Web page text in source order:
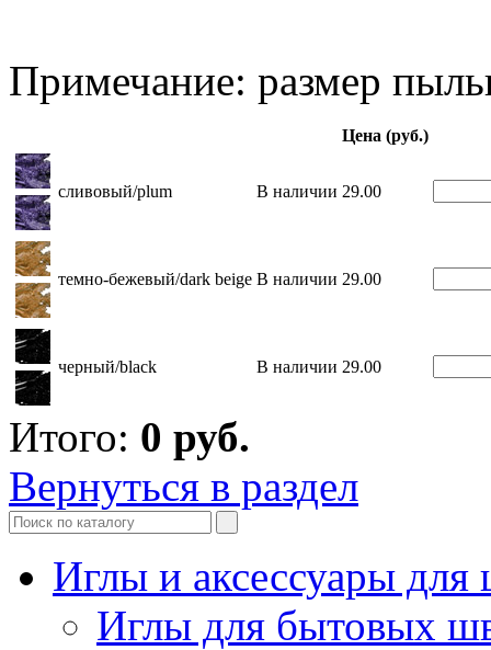
Примечание: размер
Цена (руб.)
сливовый/plum В наличии 29.00
темно-бежевый/dark beige В наличии 29.00
черный/black В наличии 29.00
Итого: 0 руб.
Вернуться в раздел
Иглы и аксессуары
Иглы для бытовых